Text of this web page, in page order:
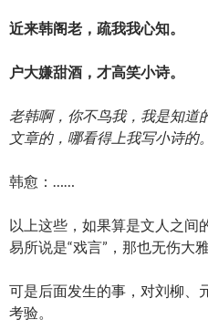
近来韩阁老，疏我我心知。
户大嫌甜酒，才高笑小诗。
老韩啊，你不鸟我，我是知道
文章的，哪看得上我写小诗的。
韩愈：……
以上这些，如果算是文人之间
易所说是“戏言”，那也无伤大雅
可是后面发生的事，对刘柳、
考验。